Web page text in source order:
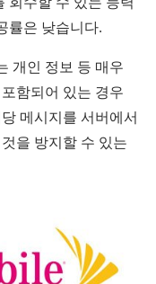
률은 낮습니다.
개인 정보 등 매우
함되어 있는 경우
메시지를 서버에서
을 방지할 수 있는